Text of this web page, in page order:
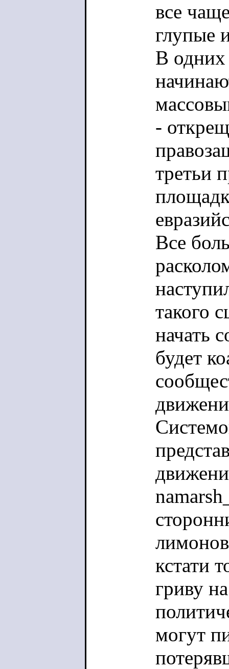
все
глупые
В одних
-
третьи
Все
такого
начать
будет
кстати
гриву
могут